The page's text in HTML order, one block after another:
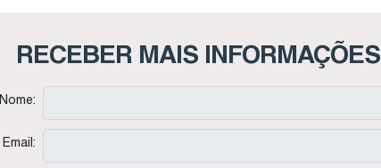
RECEBER MAIS INFORMAÇÕES
Nome:
Email: